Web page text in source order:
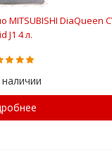
MITSUBISHI DiaQueen
J1 4 л.